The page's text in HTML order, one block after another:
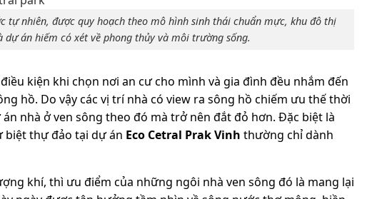
tự nhiên, được quy hoạch theo mô hình sinh thái chuẩn mực, khu đô thị
dự án hiếm có xét về phong thủy và môi trường sống.
kiện khi chọn nơi an cư cho mình và gia đình đều nhắm đến
hồ. Do vậy các vị trí nhà có view ra sông hồ chiếm ưu thế thời
nhà ở ven sông theo đó mà trở nên đắt đỏ hơn. Đặc biệt là
biệt thự đảo tại dự án Eco Cetral Prak Vinh thường chỉ dành
khí, thì ưu điểm của những ngôi nhà ven sông đó là mang lại